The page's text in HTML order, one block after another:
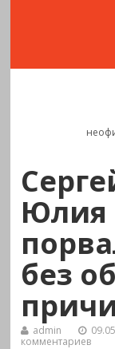
Юлия
без
admin
комментариев